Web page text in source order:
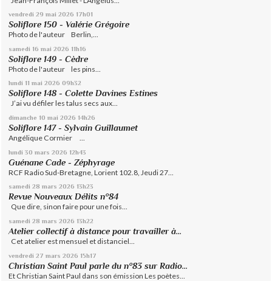
vendredi 29 mai 2026 17h01
Soliflore 150 - Valérie Grégoire
Photo de l'auteur Berlin,...
samedi 16 mai 2026 11h16
Soliflore 149 - Cèdre
Photo de l'auteur les pins...
lundi 11 mai 2026 09h32
Soliflore 148 - Colette Davines Estines
J’ai vu défiler les talus secs aux...
dimanche 10 mai 2026 14h26
Soliflore 147 - Sylvain Guillaumet
Angélique Cormier ...
lundi 30 mars 2026 12h43
Guénane Cade - Zéphyrage
RCF Radio Sud-Bretagne, Lorient 102.8, Jeudi 27...
samedi 28 mars 2026 13h23
Revue Nouveaux Délits n°84
Que dire, sinon faire pour une fois...
samedi 28 mars 2026 13h22
Atelier collectif à distance pour travailler à...
Cet atelier est mensuel et distanciel...
vendredi 27 mars 2026 15h17
Christian Saint Paul parle du n°83 sur Radio...
Et Christian Saint Paul dans son émission Les poètes...